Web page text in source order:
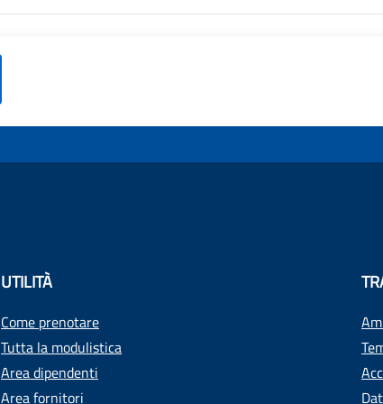
UTILITÀ
Come prenotare
Tutta la modulistica
Area dipendenti
Area fornitori